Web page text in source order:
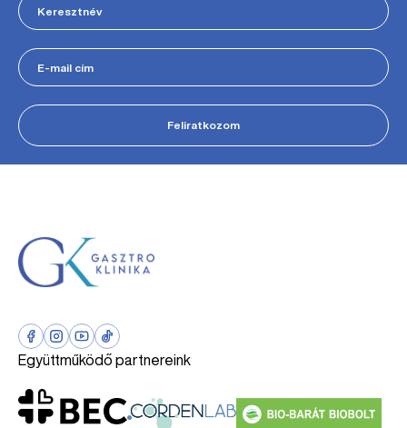
Feliratkozom
Együttműködő partnereink